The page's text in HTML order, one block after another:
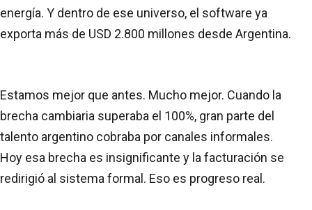
energía. Y dentro de ese universo, el software ya
exporta más de USD 2.800 millones desde Argentina.
Estamos mejor que antes. Mucho mejor. Cuando la
brecha cambiaria superaba el 100%, gran parte del
talento argentino cobraba por canales informales.
Hoy esa brecha es insignificante y la facturación se
redirigió al sistema formal. Eso es progreso real.